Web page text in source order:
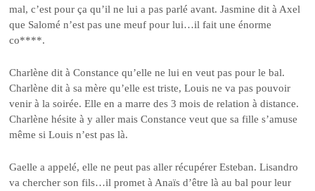
mal, c’est pour ça qu’il ne lui a pas parlé avant. Jasmine dit à Axel
que Salomé n’est pas une meuf pour lui…il fait une énorme
co****.
Charlène dit à Constance qu’elle ne lui en veut pas pour le bal.
Charlène dit à sa mère qu’elle est triste, Louis ne va pas pouvoir
venir à la soirée. Elle en a marre des 3 mois de relation à distance.
Charlène hésite à y aller mais Constance veut que sa fille s’amuse
même si Louis n’est pas là.
Gaelle a appelé, elle ne peut pas aller récupérer Esteban. Lisandro
va chercher son fils…il promet à Anaïs d’être là au bal pour leur